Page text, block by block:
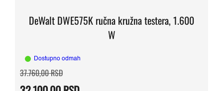
DeWalt DWE575K ručna kružna testera, 1.600
W
Dostupno odmah
37.760,00RSDOriginalna
cena
Trenutna
cena